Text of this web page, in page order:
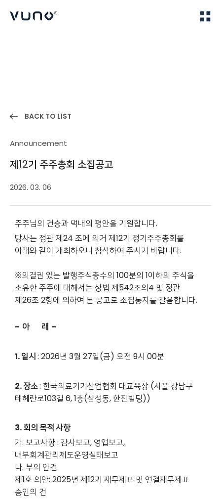
BACK TO LIST
Announcement
제12기 주주총회 소집공고
2026. 03. 06
주주님의 건승과 댁내의 평안을 기원합니다.
당사는 정관 제24 조에 의거 제12기 정기주주총회를
아래와 같이 개최하오니 참석하여 주시기 바랍니다.
※의결권 있는 발행주식총수의 100분의 1이하의 주식을
소유한 주주에 대해서는 상법 제542조의4 및 정관
제26조 2항에 의하여 본 공고로 소집통지를 갈음합니다.
- 아 래 -
1. 일시: 2026년 3월 27일(금) 오전 9시 00분
2. 장소: 한국의료기기산업협회 대교육장 (서울 강남구
테헤란로103길 6, 1층(삼성동, 한진빌딩))
3. 회의 목적 사항
가. 보고사항 : 감사보고, 영업보고,
내부회계관리제도운영실태보고
나. 부의 안건
제1호 의안: 2025년 제12기 재무제표 및 연결재무제표
승인의 건